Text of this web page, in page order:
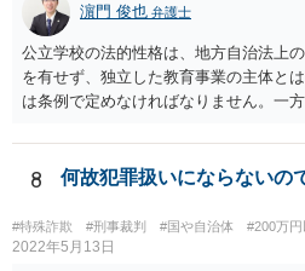
濵門 俊也 弁護士
公立学校の法的性格は、地方自治法上
を有せず、独立した教育事業の主体と
は条例で定めなければなりません。一
利義務の主体となる法人格を有し、教
ちなみに、公立学校は教育行政組織上
であり、校舎・校地等は地方自治法上
8 何故犯罪扱いにならないの
#特殊詐欺 #刑事裁判 #国や自治体 #200万円
2022年5月13日